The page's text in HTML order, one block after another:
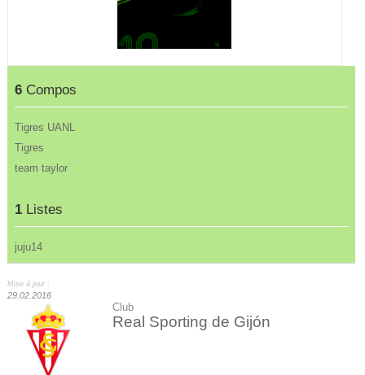
6 Compos
Tigres UANL
Tigres
team taylor
1 Listes
juju14
Mise à jour :
29.02.2016
Club
Real Sporting de Gijón